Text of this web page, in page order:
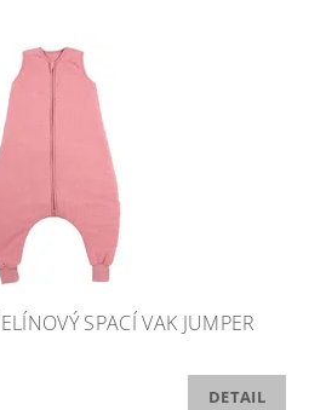
SPACÍ VAK JUMPER
DETAIL